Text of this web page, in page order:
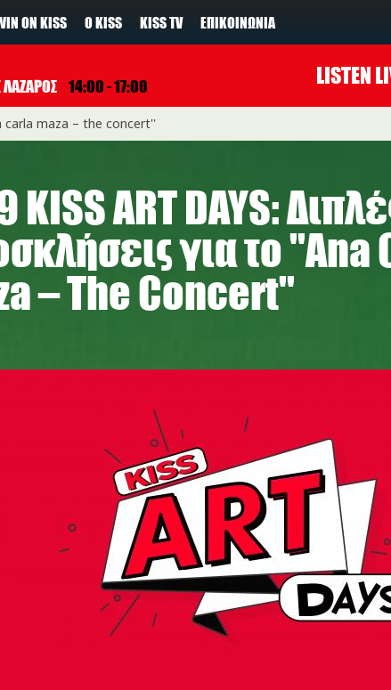
ON KISS Ο KISS KISS TV ΕΠΙΚΟΙΝΩΝΊΑ
ΛΑΖΑΡΟΣ 14:00 - 17:00 LISTEN
carla maza – the concert''
KISS ART DAYS:
για το ''Ana
– The Concert''